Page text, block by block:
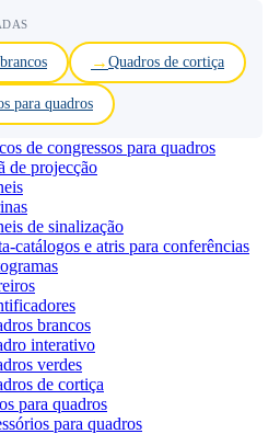
Quadros de cortiça
para quadros
de congressos para quadros
de projecção
de sinalização
catálogos e atris para conferências
brancos
interativo
verdes
de cortiça
para quadros
para quadros